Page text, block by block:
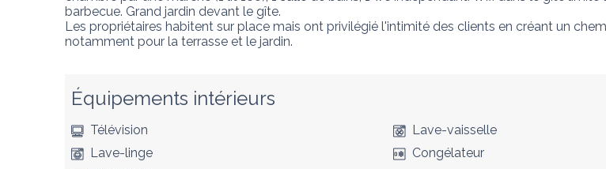
barbecue. Grand jardin devant le gîte.
Les propriétaires habitent sur place mais ont privilégié l'intimité des clients en créant un
notamment pour la terrasse et le jardin.
Équipements intérieurs
Télévision
Lave-vaisselle
Lave-linge
Congélateur